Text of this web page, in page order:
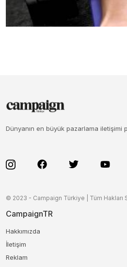
Dünyanın en büyük pazarlama iletişimi
© 2023 - Campaign Türkiye | Tüm Hakları
CampaignTR
Hakkımızda
İletişim
Reklam